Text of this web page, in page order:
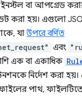
বা আপগ্রেড
করা হয়। এগুলো
যাউপরে বর্ণিত
এবং
এক বা একাধিক
নির্দেশ করা
পাথ,